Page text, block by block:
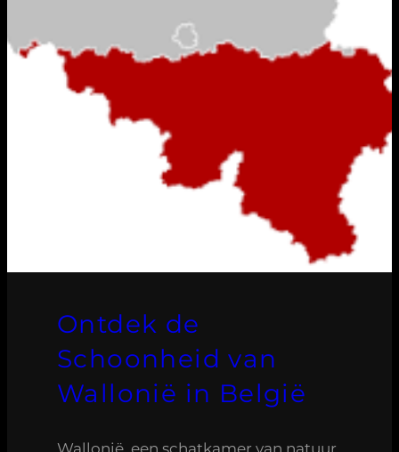
Ontdek de
Schoonheid van
Wallonië in België